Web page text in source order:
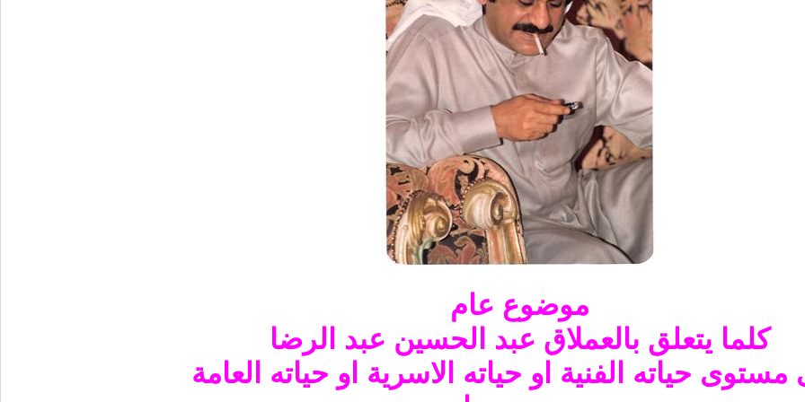
موضوع عام
كلما يتعلق بالعملاق عبد الحسين عبد الرضا
حياته الفنية او حياته الاسرية او حياته العامة